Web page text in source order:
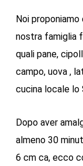
Noi
nostra famiglia
quali pane,
campo, uova ,
cucina locale lo
Dopo aver
almeno 30
6 cm ca, ecco